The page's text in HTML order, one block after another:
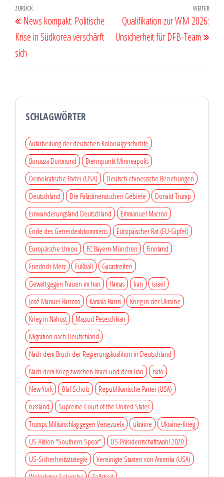
Beitragsnavigation
Vorheriger
Beitrag
ZURÜCK
News kompakt: Politische
Krise in Südkorea verschärft
sich
WEITER
Qualifikation zur WM 2026:
Unsicherheit für DFB-Team
SCHLAGWÖRTER
Aufarbeitung der deutschen Kolonialgeschichte
Borussia Dortmund
Brennpunkt Minneapolis
Demokratische Partei (USA)
Deutsch-chinesische Beziehungen
Deutschland
Die Palästinensischen Gebiete
Donald Trump
Einwanderungsland Deutschland
Emmanuel Macron
Ende des Getreideabkommens
Europäischer Rat (EU-Gipfel)
Europäische Union
FC Bayern München
Finnland
Friedrich Merz
Fußball
Gazastreifen
Gewalt gegen Frauen im Iran
Hamas Iran
israel
José Manuel Barroso
Kamala Harris
Krieg in der Ukraine
Krieg in Nahost
Massud Peseschkian
Migration nach Deutschland
Nach dem Bruch der Regierungskoalition in Deutschland
Nach dem Krieg zwischen Israel und dem Iran
nato
New York
Olaf Scholz
Republikanische Partei (USA)
russland
Supreme Court of the United States
Trumps Militärschlag gegen Venezuela
ukraine
Ukraine-Krieg
US-Aktion "Southern Spear"
US-Präsidentschaftswahl 2020
US-Sicherheitsstrategie
Vereinigte Staaten von Amerika (USA)